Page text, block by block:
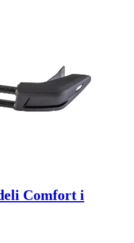
Comfort i